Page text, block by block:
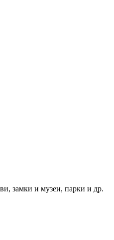
замки и музеи, парки и др.